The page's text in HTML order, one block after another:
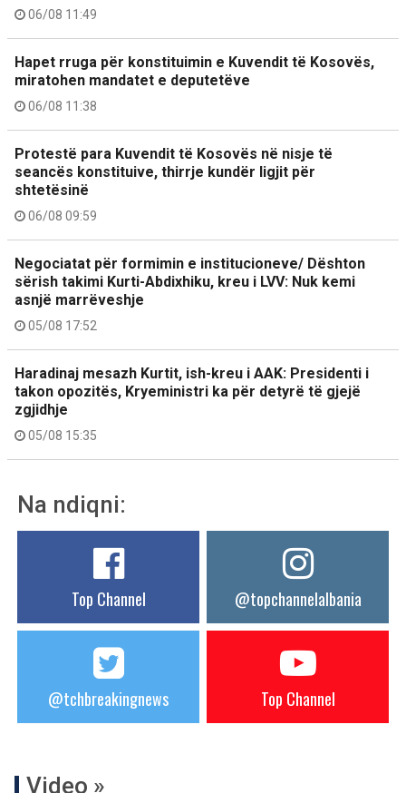
06/08 11:49
Hapet rruga për konstituimin e Kuvendit të Kosovës,
miratohen mandatet e deputetëve
06/08 11:38
Protestë para Kuvendit të Kosovës në nisje të
seancës konstituive, thirrje kundër ligjit për
shtetësinë
06/08 09:59
Negociatat për formimin e institucioneve/ Dështon
sërish takimi Kurti-Abdixhiku, kreu i LVV: Nuk kemi
asnjë marrëveshje
05/08 17:52
Haradinaj mesazh Kurtit, ish-kreu i AAK: Presidenti i
takon opozitës, Kryeministri ka për detyrë të gjejë
zgjidhje
05/08 15:35
Na ndiqni:
Top Channel @topchannelalbania
@tchbreakingnews Top Channel
Video »